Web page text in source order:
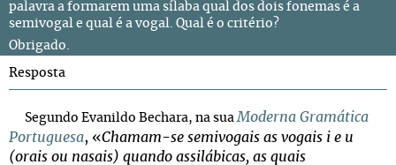
palavra a formarem uma sílaba qual dos dois fonemas é a
semivogal e qual é a vogal. Qual é o critério?
Obrigado.
Resposta
Segundo Evanildo Bechara, na suaModerna Gramática
Portuguesa, «Chamam-se semivogais as vogais i e u
(orais ou nasais) quando assilábicas, as quais